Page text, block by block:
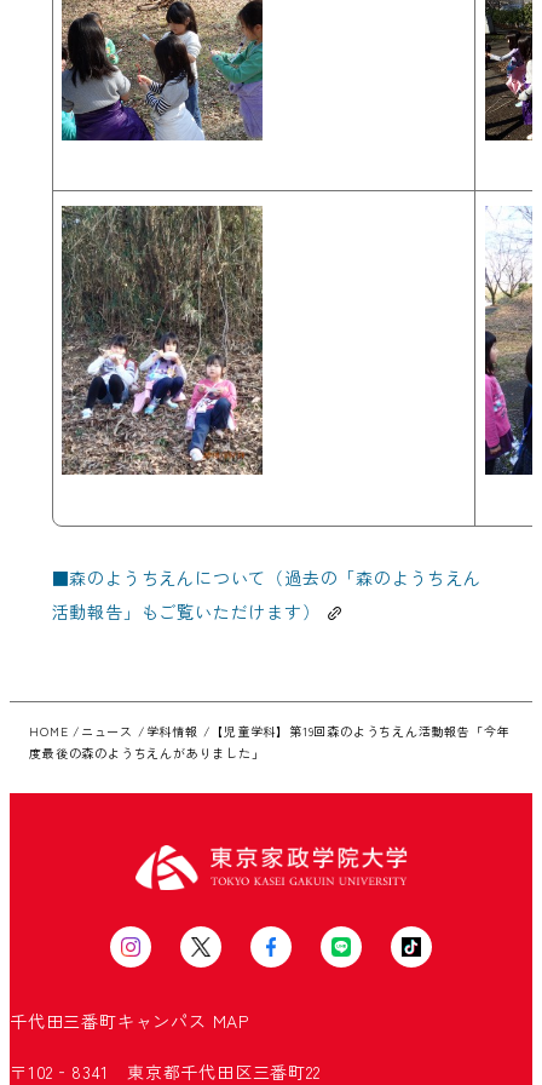
■森のようちえんについて（過去の「森のようちえん
活動報告」もご覧いただけます）
HOME ニュース 学科情報
【児童学科】第19回森のようちえん活動報告「今年
度最後の森のようちえんがありました」
千代田三番町キャンパス MAP
〒102‐8341 東京都千代田区三番町22